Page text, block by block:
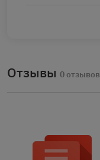
Отзывы 0 отзывов